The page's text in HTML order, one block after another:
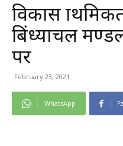
विकास
बिंध्याचल मण्डल
पर
February 23, 2021
WhatsApp